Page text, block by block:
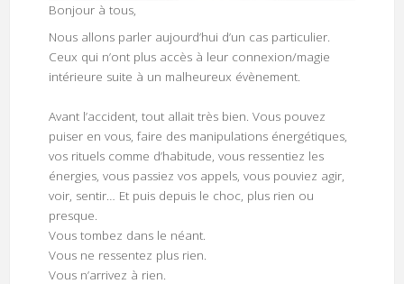
Bonjour à tous,
Nous allons parler aujourd’hui d’un cas particulier.
Ceux qui n’ont plus accès à leur connexion/magie
intérieure suite à un malheureux évènement.
Avant l’accident, tout allait très bien. Vous pouvez
puiser en vous, faire des manipulations énergétiques,
vos rituels comme d’habitude, vous ressentiez les
énergies, vous passiez vos appels, vous pouviez agir,
voir, sentir… Et puis depuis le choc, plus rien ou
presque.
Vous tombez dans le néant.
Vous ne ressentez plus rien.
Vous n’arrivez à rien.